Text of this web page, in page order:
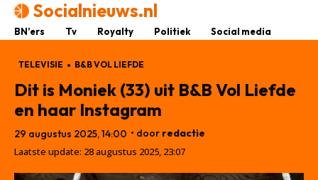
Socialnieuws.nl
BN’ers Tv Royalty Politiek Social media
TELEVISIE B&B VOL LIEFDE
Dit is Moniek (33) uit B&B Vol Liefde
en haar Instagram
29 augustus 2025, 14:00 • door redactie
Laatste update: 28 augustus 2025, 23:07